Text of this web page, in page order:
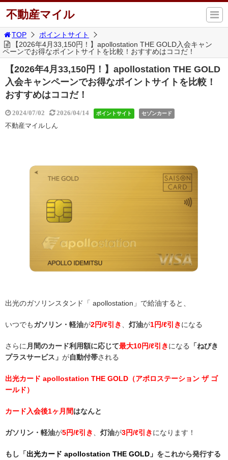
不動産マイル
TOP
ポイントサイト
【2026年4月33,150円！】apollostation THE GOLD入会キャン
ペーンでお得なポイントサイトを比較！おすすめはココだ！
【2026年4月33,150円！】apollostation THE GOLD
入会キャンペーンでお得なポイントサイトを比較！
おすすめはココだ！
2024/07/02 2026/04/14 ポイントサイト セゾンカード
不動産マイルしん
出光のガソリンスタンド「 apollostation」で給油すると、
いつでもガソリン・軽油が2円/ℓ引き 灯油が1円/ℓ引きになる
さらに 月間のカード利用額に応じて最大10円/ℓ引きになる
「ねびき
プラスサービス」 が自動付帯される
出光カード apollostation THE GOLD（アポロステーション ザ ゴ
ールド）
カード入会後1ヶ月間はなんと
ガソリン・軽油が5円/ℓ引き 灯油が3円/ℓ引きになります！
もし「出光カード apollostation THE GOLD」 をこれから発行する